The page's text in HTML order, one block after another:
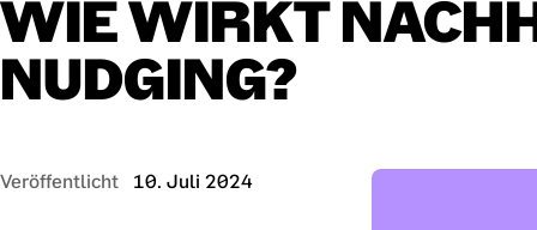
WIEWIRKT
NUDGING?
Veröffentlicht 10. Juli 2024